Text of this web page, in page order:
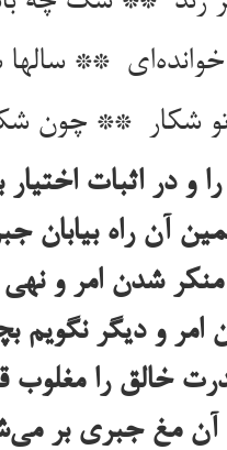
در اثبات
آن راه بیابان
شدن امر و
و دیگر نگویم
خالق را
آن مغ جبری بر